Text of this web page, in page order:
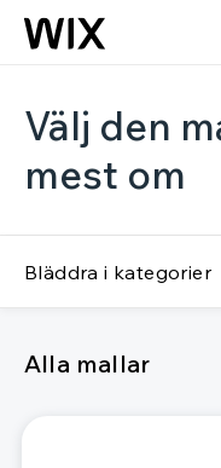
Välj den
mest om
Bläddra i kategorier
Alla mallar